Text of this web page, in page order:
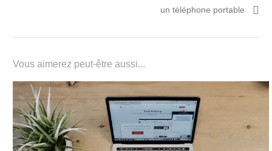
un téléphone portable
Vous aimerez peut-être aussi...